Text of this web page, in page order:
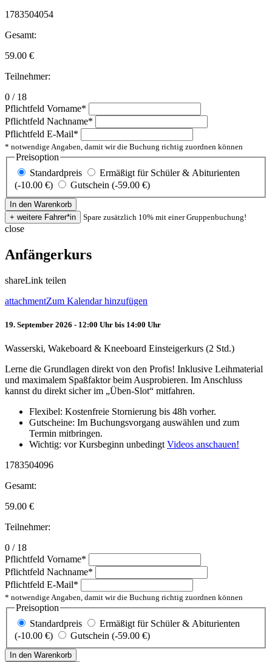
1783504054
Gesamt:
59.00 €
Teilnehmer:
0 / 18
Pflichtfeld Vorname*
Pflichtfeld Nachname*
Pflichtfeld E-Mail*
* notwendige Angaben, damit wir die Buchung richtig zuordnen können
Preisoption
Standardpreis
Ermäßigt für Schüler & Abiturienten
(-10.00 €)
Gutschein (-59.00 €)
Spare zusätzlich 10% mit einer Gruppenbuchung!
close
Anfängerkurs
shareLink teilen
attachmentZum Kalendar hinzufügen
19. September 2026 - 12:00 Uhr bis 14:00 Uhr
Wasserski, Wakeboard & Kneeboard Einsteigerkurs (2 Std.)
Lerne die Grundlagen direkt von den Profis! Inklusive Leihmaterial
und maximalem Spaßfaktor beim Ausprobieren. Im Anschluss
kannst du direkt sicher im „Üben-Slot“ mitfahren.
Flexibel: Kostenfreie Stornierung bis 48h vorher.
Gutscheine: Im Buchungsvorgang auswählen und zum
Termin mitbringen.
Wichtig: vor Kursbeginn unbedingt Videos anschauen!
1783504096
Gesamt:
59.00 €
Teilnehmer:
0 / 18
Pflichtfeld Vorname*
Pflichtfeld Nachname*
Pflichtfeld E-Mail*
* notwendige Angaben, damit wir die Buchung richtig zuordnen können
Preisoption
Standardpreis
Ermäßigt für Schüler & Abiturienten
(-10.00 €)
Gutschein (-59.00 €)